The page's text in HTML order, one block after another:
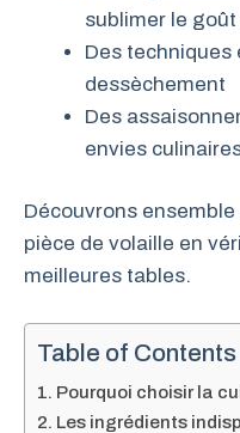
sublimer le
Des techniques
dessèchement
Des
envies
Découvrons
pièce de volaille en
meilleures tables.
Table of Contents
Pourquoi choisir la
Les ingrédients